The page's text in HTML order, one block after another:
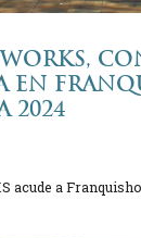
EN
2024
acude a